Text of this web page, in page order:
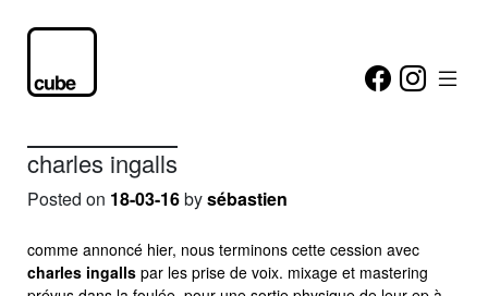
charles ingalls
Posted on 18-03-16bysébastien
comme annoncé hier, nous terminons cette cession avec
charles ingalls par les prise de voix. mixage et mastering